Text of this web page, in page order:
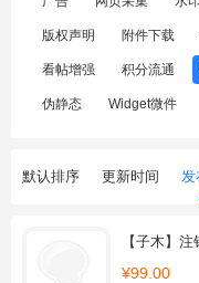
版权声明 附件下载
看帖增强 积分流通
伪静态 Widget微件
默认排序 更新时间 发
【子木】
¥99.00